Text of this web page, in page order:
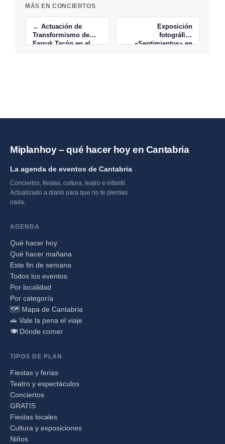
MÁS EN CONCIERTOS
← Actuación de
Transformismo de
Farruk Tacón en el
Exposición
fotográfica
«Sentimientos» en
Miplanhoy – qué hacer hoy en Cantabria
La agenda de eventos de Cantabria
Conciertos, fiestas, cultura, teatro e infantil.
Actualizado a diario para que no te pierdas
nada.
AGENDA
Qué hacer hoy
Qué hacer mañana
Este fin de semana
Todos los eventos
Por localidad
Por categoría
🗺️ Mapa de Cantabria
🚗 Vale la pena el viaje
🍽️ Dónde comer
TIPOS DE PLAN
Fiestas y ferias
Teatro y espectáculos
Conciertos
GRATIS
Fiestas locales
Cultura y exposiciones
Niños